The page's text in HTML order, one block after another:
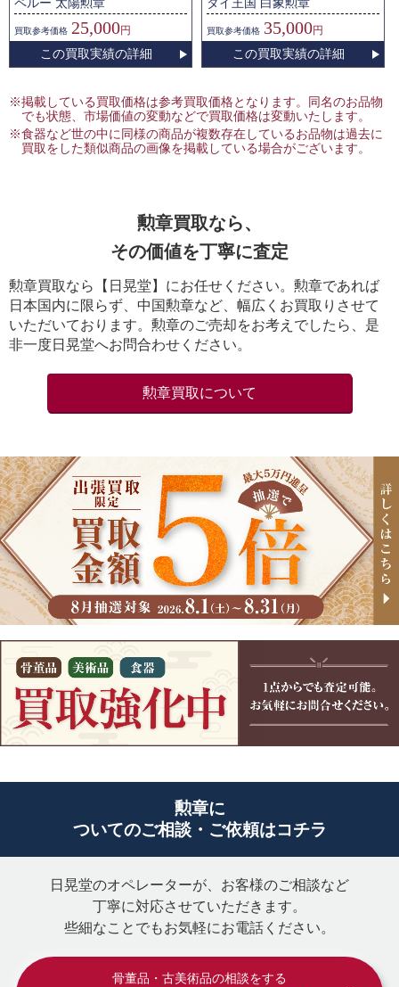
買取参考価格 25,000円
この買取実績の詳細
買取参考価格 35,000円
この買取実績の詳細
※掲載している買取価格は参考買取価格となります。同名のお品物
でも状態、市場価値の変動などで買取価格は変動いたします。
※食器など世の中に同様の商品が複数存在しているお品物は過去に
買取をした類似商品の画像を掲載している場合がございます。
勲章買取なら、
その価値を丁寧に査定
勲章買取なら【日晃堂】にお任せください。勲章であれば
日本国内に限らず、中国勲章など、幅広くお買取りさせて
いただいております。勲章のご売却をお考えでしたら、是
非一度日晃堂へお問合わせください。
勲章買取について
勲章に
ついてのご相談・ご依頼はコチラ
日晃堂のオペレーターが、お客様のご相談など
丁寧に対応させていただきます。
些細なことでもお気軽にお電話ください。
骨董品・古美術品の相談をする